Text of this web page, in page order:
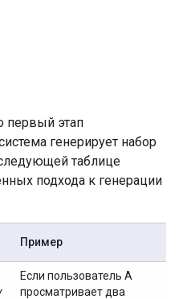
первый этап
генерирует набор
таблице
подхода к генерации
Пример
Если пользователь А
просматривает два